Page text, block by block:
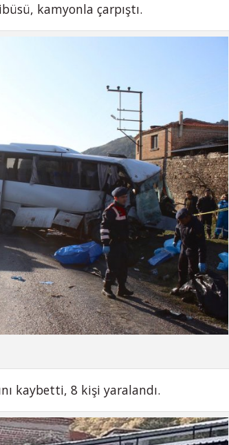
kamyonla çarpıştı.
kaybetti, 8 kişi yaralandı.